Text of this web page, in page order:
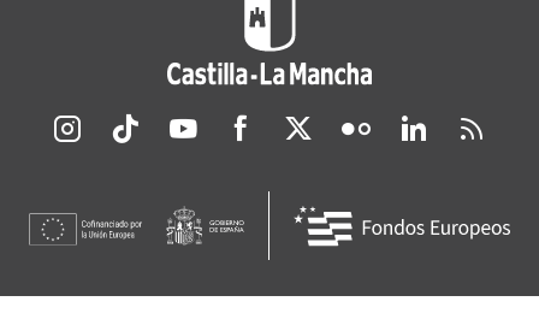
Redes sociales JCCM